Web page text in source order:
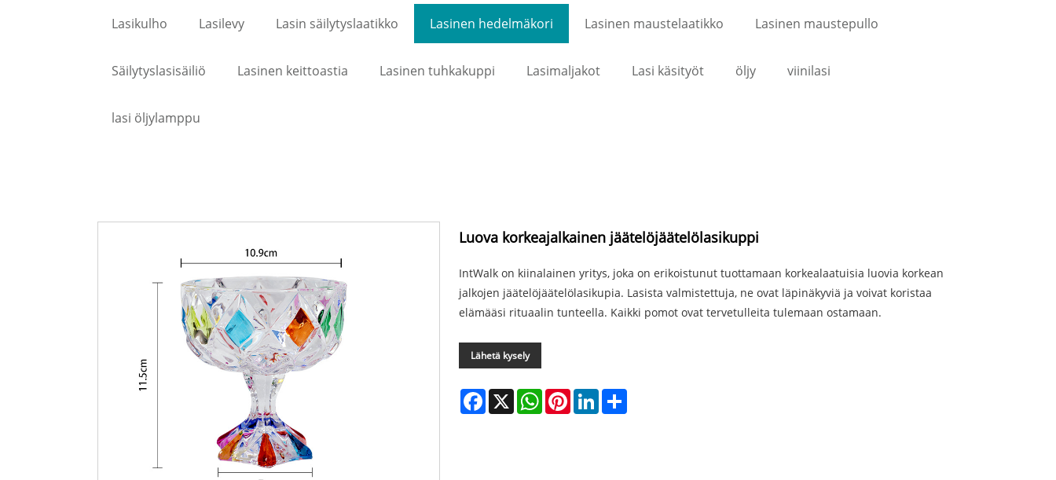
Lasikulho Lasilevy Lasin säilytyslaatikko Lasinen hedelmäkori Lasinen maustelaatikko Lasinen maustepullo
Säilytyslasisäiliö Lasinen keittoastia Lasinen tuhkakuppi Lasimaljakot Lasi käsityöt öljy viinilasi
lasi öljylamppu
Luova korkeajalkainen jäätelöjäätelölasikuppi
IntWalk on kiinalainen yritys, joka on erikoistunut tuottamaan korkealaatuisia luovia korkean
jalkojen jäätelöjäätelölasikupia. Lasista valmistettuja, ne ovat läpinäkyviä ja voivat koristaa
elämääsi rituaalin tunteella. Kaikki pomot ovat tervetulleita tulemaan ostamaan.
Lähetä kysely
Facebook
X WhatsAppPinterestLinkedIn